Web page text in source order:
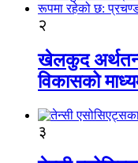
२
खेलकुद
विकासको
३